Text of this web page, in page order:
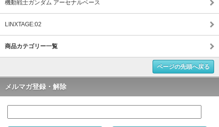
機動戦士ガンダム アーセナルベース
LINXTAGE:02
商品カテゴリー一覧
ページの先頭へ戻る
メルマガ登録・解除